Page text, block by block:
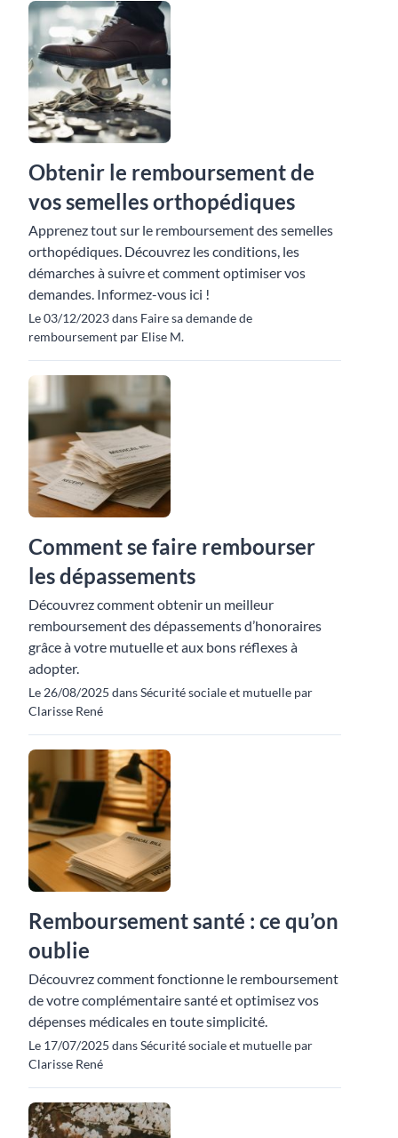
Obtenir le remboursement de
vos semelles orthopédiques
Apprenez tout sur le remboursement des semelles
orthopédiques. Découvrez les conditions, les
démarches à suivre et comment optimiser vos
demandes. Informez-vous ici !
Le 03/12/2023 dans Faire sa demande de
remboursement par Elise M.
Comment se faire rembourser
les dépassements
Découvrez comment obtenir un meilleur
remboursement des dépassements d’honoraires
grâce à votre mutuelle et aux bons réflexes à
adopter.
Le 26/08/2025 dans Sécurité sociale et mutuelle par
Clarisse René
Remboursement santé : ce qu’on
oublie
Découvrez comment fonctionne le remboursement
de votre complémentaire santé et optimisez vos
dépenses médicales en toute simplicité.
Le 17/07/2025 dans Sécurité sociale et mutuelle par
Clarisse René